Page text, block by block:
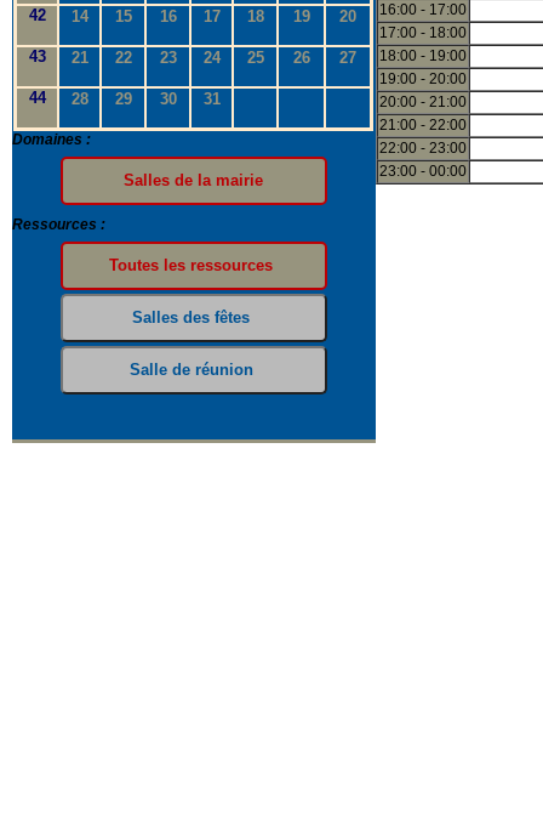
42 14 15 16 17 18 19 20
43 21 22 23 24 25 26 27
44 28 29 30 31
Domaines :
Ressources :
16:00 - 17:00
17:00 - 18:00
18:00 - 19:00
19:00 - 20:00
20:00 - 21:00
21:00 - 22:00
22:00 - 23:00
23:00 - 00:00